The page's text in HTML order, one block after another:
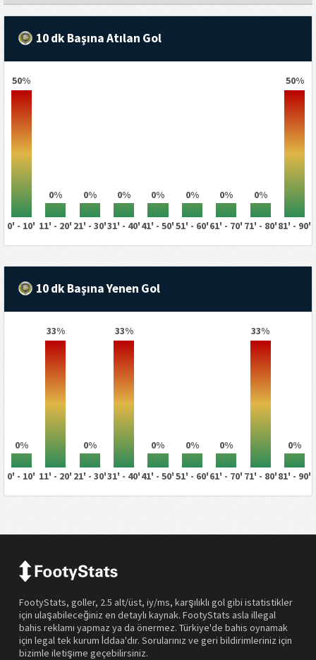
10 dk Başına Atılan Gol
50%
0% 0% 0% 0% 0% 0% 0%
50%
0' - 10' 11' - 20' 21' - 30'31' - 40'41' - 50'51' - 60'61' - 70' 71' - 80'81' - 90'
10 dk Başına Yenen Gol
0%
33%
0%
33%
0% 0% 0%
33%
0%
0' - 10' 11' - 20' 21' - 30'31' - 40'41' - 50'51' - 60'61' - 70' 71' - 80'81' - 90'
FootyStats, goller, 2.5 alt/üst, iy/ms, karşılıklı gol gibi istatistikler
için ulaşabileceğiniz en detaylı kaynak. FootyStats asla illegal
bahis reklamı yapmaz ya da önermez. Türkiye'de bahis oynamak
için legal tek kurum İddaa'dır. Sorularınız ve geri bildirimleriniz için
bizimle iletişime geçebilirsiniz.